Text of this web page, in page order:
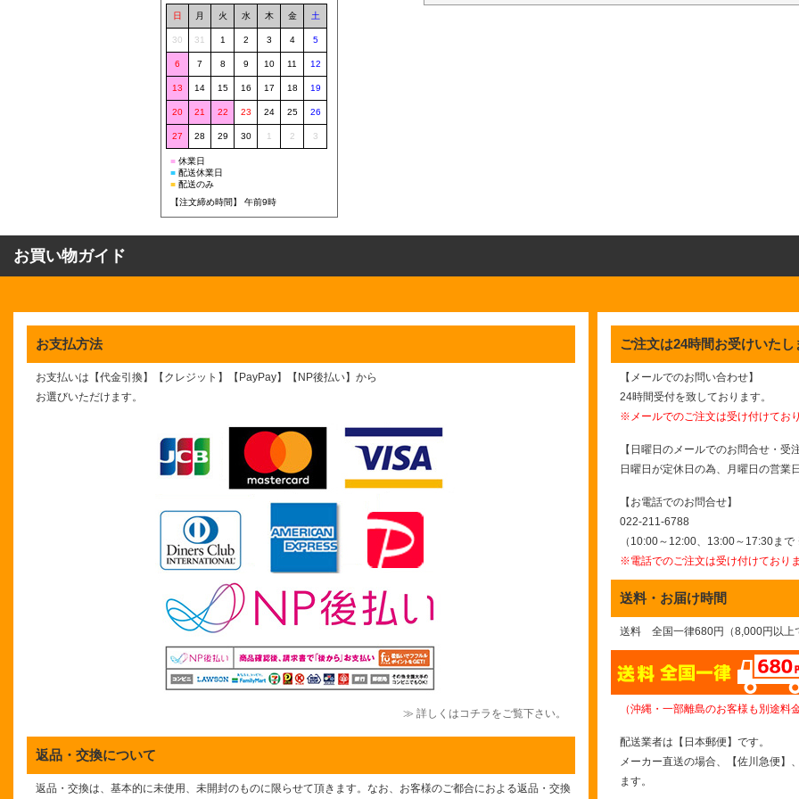
日 月 火 水 木 金 土
30 31 1 2 3 4 5
6 7 8 9 10 11 12
13 14 15 16 17 18 19
20 21 22 23 24 25 26
27 28 29 30 1 2 3
■ 休業日
■ 配送休業日
■ 配送のみ
【注文締め時間】 午前9時
お買い物ガイド
お支払方法
お支払いは【代金引換】【クレジット】【PayPay】【NP後払い】 から
お選びいただけます。
≫ 詳しくはコチラをご覧下さい。
返品・交換について
返品・交換は、基本的に未使用、未開封のものに限らせて頂きます。なお、お客様のご都合におよる返品・交換
ご注文は24時間お受けいたし
【メールでのお問い合わせ】
24時間受付を致しております。
※メールでのご注文は受け付けてお
【日曜日のメールでのお問合せ・受
日曜日が定休日の為、月曜日の営業
【お電話でのお問合せ】
022-211-6788
（10:00～12:00、13:00～17:30ま
※電話でのご注文は受け付けており
送料・お届け時間
送料 全国一律680円（8,000円以上
（沖縄・一部離島のお客様も別途料
配送業者は【日本郵便】です。
メーカー直送の場合、【佐川急便】
ます。